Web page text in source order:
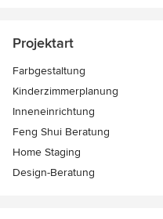
Projektart
Farbgestaltung
Kinderzimmerplanung
Inneneinrichtung
Feng Shui Beratung
Home Staging
Design-Beratung